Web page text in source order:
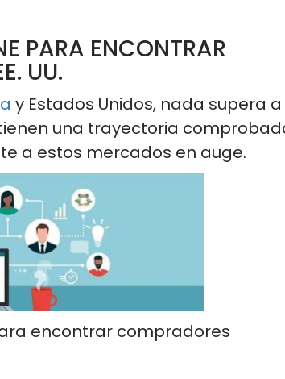
PARA ENCONTRAR
UU.
y Estados Unidos, nada supera a
una trayectoria
a estos mercados en auge.
encontrar compradores